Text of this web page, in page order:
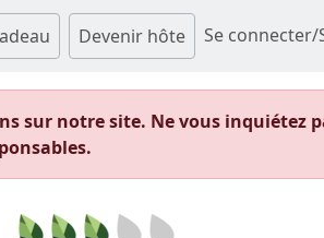
Devenir hôte Se connecter/
sur notre site. Ne vous inquiétez